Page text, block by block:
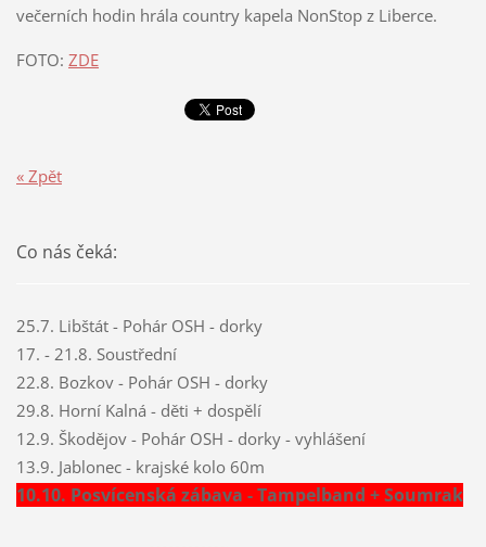
večerních hodin hrála country kapela NonStop z Liberce.
FOTO: ZDE
« Zpět
Co nás čeká:
25.7. Libštát - Pohár OSH - dorky
17. - 21.8. Soustřední
22.8. Bozkov - Pohár OSH - dorky
29.8. Horní Kalná - děti + dospělí
12.9. Škodějov - Pohár OSH - dorky - vyhlášení
13.9. Jablonec - krajské kolo 60m
10.10. Posvícenská zábava - Tampelband + Soumrak